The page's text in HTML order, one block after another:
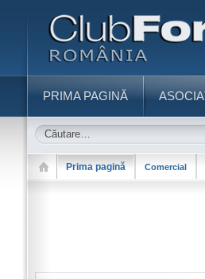
PRIMA PAGINĂ
Prima pagină Comercial